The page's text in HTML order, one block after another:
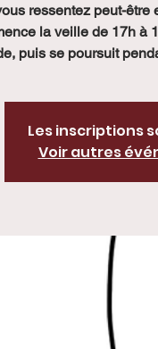
ressentez peut-être
la veille de 17h à
puis se poursuit
Les inscriptions
Voir autres